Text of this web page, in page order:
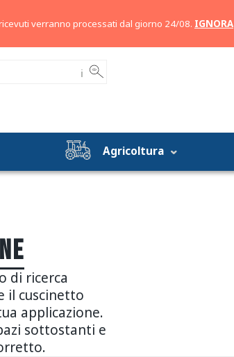
ℹ
Agricoltura
di ricerca
il cuscinetto
applicazione.
sottostanti e
verranno processati dal giorno 24/08. IGNORA